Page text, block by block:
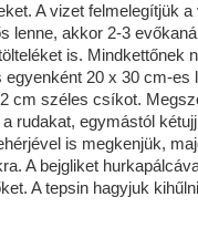
A vizet felmelegítjük
lenne, akkor 2-3
is. Mindkettőnek
20 x 30 cm-es
cm széles csíkot.
rudakat, egymástól
is megkenjük,
A bejgliket
A tepsin hagyjuk